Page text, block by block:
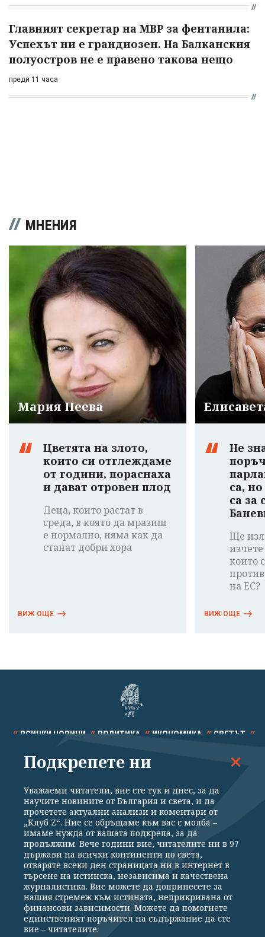
Главният секретар на МВР за фентанила:
Успехът ни е грандиозен. На Балканския
полуостров не е правено такова нещо
преди 11 часа
МНЕНИЯ
Мария Пеева
Цветята на злото,
които си отглеждаме
от години, пораснаха
и дават отровен плод
Деца, които растат в
среда, в която да мразиш
е нормално, няма как да
станат добри хора
ВИЖ ОЩЕ
Не
са,
са за
Ще
които
на ЕС?
ВИЖ ОЩЕ
ВСИЧКИ НОВИНИ ПОЛИТИКА ИКОНОМИКА СВЕТЪТ
СПОРТ КУЛТУРА ТЕХНОЛОГИИ КАЛЕЙДОСКОП
Общи условия
Политика за поверителност
Реклама
Партньори Контакти
За Клуб Z
Екип
Подкрепете ни
Издател на www.clubz.bg е „Клуб Зебра Медия“ ЕООД, София, ул. "Алеко
Константинов" 3. Всички права запазени 2026 „Клуб Зебра Медия“
Подкрепете ни
Уважаеми читатели, вие сте тук и днес, за да
научите новините от България и света, и да
прочетете актуални анализи и коментари от
„Клуб Z“. Ние се обръщаме към вас с молба –
имаме нужда от вашата подкрепа, за да
продължим. Вече години вие, читателите ни в 97
държави на всички континенти по света,
отваряте всеки ден страницата ни в интернет в
търсене на истинска, независима и качествена
журналистика. Вие можете да допринесете за
нашия стремеж към истината, неприкривана от
финансови зависимости. Можете да помогнете
единственият поръчител на съдържание да сте
вие – читателите.